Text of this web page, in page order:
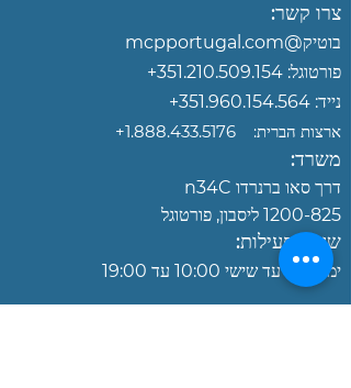
צרו קשר:
בוטיק@mcpportugal.com‏
פורטוגל: 351.210.509.154
+
נייד: 351.960.154.564+
ארצות הברית:
‎+1.888.433.5176
משרד:
דרך סאו ברנרדו n34C
1200-825 ליסבון, פורטוגל
שעות פעילות:
ימים שני עד שישי 10:00 עד 19:00